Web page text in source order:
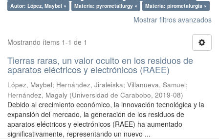
Autor: López, Maybel ×
Materia: pyrometallurgy × Materia: pirometalurgia ×
Mostrar filtros avanzados
Mostrando ítems 1-1 de 1
Tierras raras, un valor oculto en los residuos de
aparatos eléctricos y electrónicos (RAEE)
López, Maybel; Hernández, Jiraleiska; Villanueva, Samuel;
Hernández, Magaly (Universidad de Carabobo, 2019-08)
Debido al crecimiento económico, la innovación tecnológica y la
expansión del mercado, la generación de los residuos de
aparatos eléctricos y electrónicos (RAEE) ha aumentado
significativamente, representando un nuevo ...